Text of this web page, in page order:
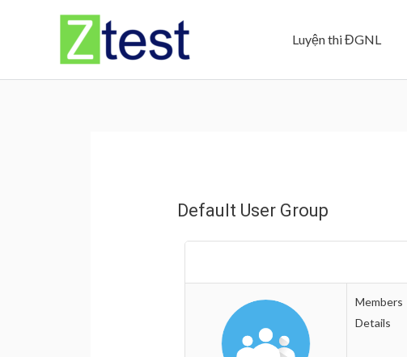
Luyện thi ĐGNL
Default User Group
Members
Details